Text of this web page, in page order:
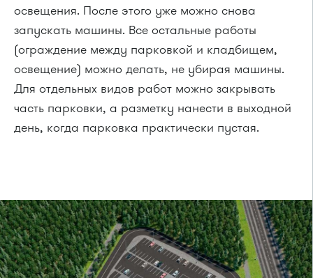
освещения. После этого уже можно снова
запускать машины. Все остальные работы
(ограждение между парковкой и кладбищем,
освещение) можно делать, не убирая машины.
Для отдельных видов работ можно закрывать
часть парковки, а разметку нанести в выходной
день, когда парковка практически пустая.